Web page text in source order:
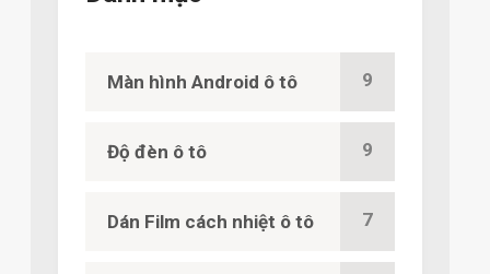
Màn hình Android ô tô 9
Độ đèn ô tô 9
Dán Film cách nhiệt ô tô 7